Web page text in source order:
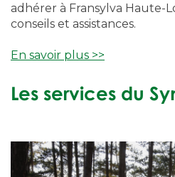
adhérer à Fransylva Haute-
conseils et assistances.
En savoir plus >>
Les services du